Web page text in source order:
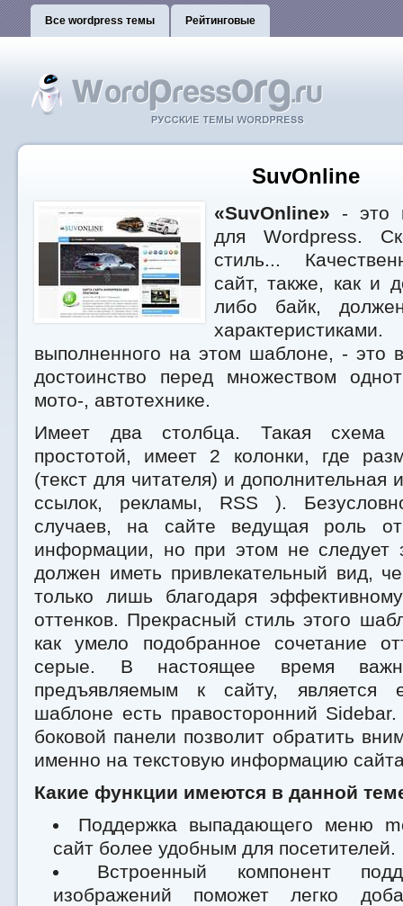
Все wordpress темы Рейтинговые
SuvOnline
«SuvOnline» - это
для Wordpress.
стиль...
сайт, также, как и
либо байк,
выполненного на этом шаблоне, - это
достоинство перед множеством
мото-, автотехнике.
Имеет два столбца. Такая схема
простотой, имеет 2 колонки, где
(текст для читателя) и
ссылок, рекламы, RSS ).
случаев, на сайте ведущая роль
информации, но при этом не следует
должен иметь привлекательный вид,
только лишь благодаря
оттенков. Прекрасный стиль этого
как умело подобранное сочетание
серые. В настоящее время
предъявляемым к сайту, является
шаблоне есть правосторонний
боковой панели позволит обратить
именно на текстовую информацию
Какие функции имеются в данной
Поддержка выпадающего меню
сайт более удобным для посетителей.
Встроенный компонент
изображений поможет легко